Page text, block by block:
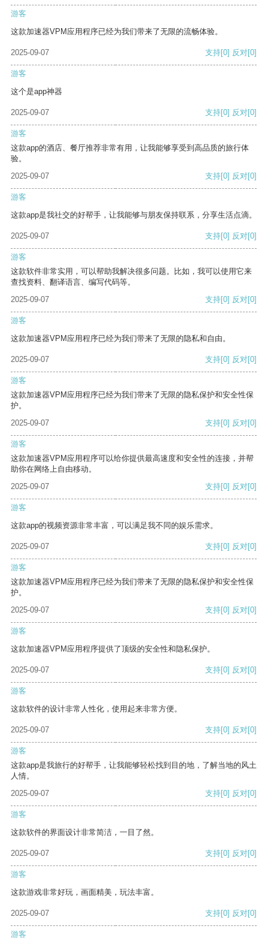
游客
这款加速器VPM应用程序已经为我们带来了无限的流畅体验。
2025-09-07 支持[0] 反对[0]
游客
这个是app神器
2025-09-07 支持[0] 反对[0]
游客
这款app的酒店、餐厅推荐非常有用，让我能够享受到高品质的旅行体
验。
2025-09-07
支持[0] 反对[0]
游客
这款app是我社交的好帮手，让我能够与朋友保持联系，分享生活点滴。
2025-09-07 支持[0] 反对[0]
游客
这款软件非常实用，可以帮助我解决很多问题。比如，我可以使用它来
查找资料、翻译语言、编写代码等。
2025-09-07
支持[0] 反对[0]
游客
这款加速器VPM应用程序已经为我们带来了无限的隐私和自由。
2025-09-07 支持[0] 反对[0]
游客
这款加速器VPM应用程序已经为我们带来了无限的隐私保护和安全性保
护。
2025-09-07
支持[0] 反对[0]
游客
这款加速器VPM应用程序可以给你提供最高速度和安全性的连接，并帮
助你在网络上自由移动。
2025-09-07
支持[0] 反对[0]
游客
这款app的视频资源非常丰富，可以满足我不同的娱乐需求。
2025-09-07 支持[0] 反对[0]
游客
这款加速器VPM应用程序已经为我们带来了无限的隐私保护和安全性保
护。
2025-09-07
支持[0] 反对[0]
游客
这款加速器VPM应用程序提供了顶级的安全性和隐私保护。
2025-09-07 支持[0] 反对[0]
游客
这款软件的设计非常人性化，使用起来非常方便。
2025-09-07 支持[0] 反对[0]
游客
这款app是我旅行的好帮手，让我能够轻松找到目的地，了解当地的风土
人情。
2025-09-07
支持[0] 反对[0]
游客
这款软件的界面设计非常简洁，一目了然。
2025-09-07 支持[0] 反对[0]
游客
这款游戏非常好玩，画面精美，玩法丰富。
2025-09-07 支持[0] 反对[0]
游客